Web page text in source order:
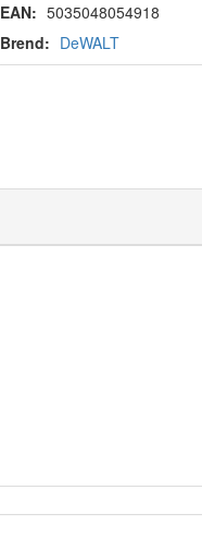
EAN: 5035048054918
Brend: DeWALT